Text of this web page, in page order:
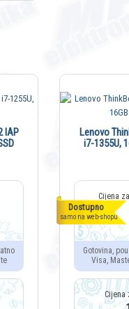
IAP
Dostupno
samo na web-shopu
Lenovo
i7-1355U,
Gotovina,
Visa,